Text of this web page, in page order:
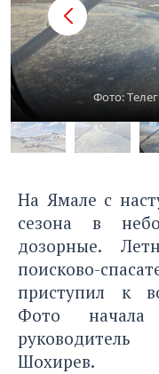
Фото:
На Ямале с
сезона в
дозорные.
поисково-
приступил к
Фото начала
Шохирев.